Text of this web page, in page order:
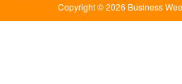
Copyright © 2026 Business